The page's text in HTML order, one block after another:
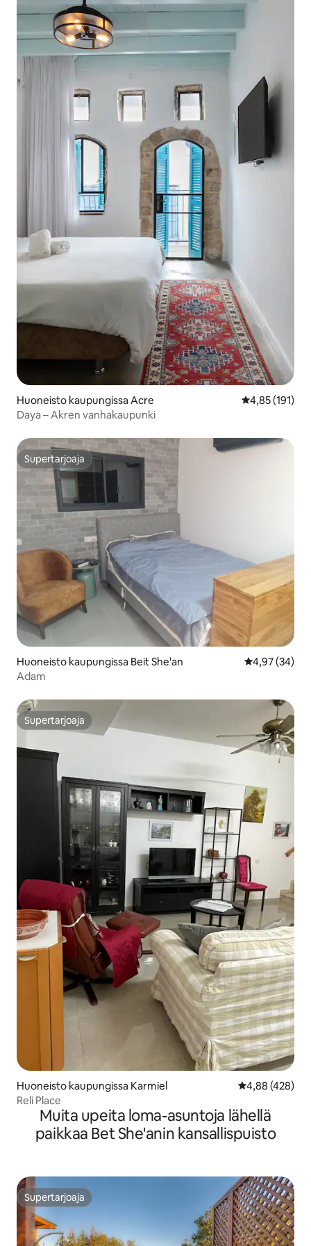
Huoneisto kaupungissa Acre
4,85 (191)
Daya – Akren vanhakaupunki
Supertarjoaja
Supertarjoaja
Huoneisto kaupungissa Beit She'an
4,97 (34)
Adam
Supertarjoaja
Supertarjoaja
Huoneisto kaupungissa Karmiel
4,88 (428)
Reli Place
Muita upeita loma-asuntoja lähellä
paikkaa Bet She'anin kansallispuisto
Supertarjoaja
Supertarjoaja